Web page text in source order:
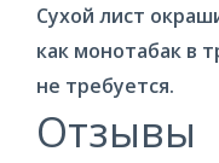
Сухой лист
как монотабак в
не требуется.
Отзывы